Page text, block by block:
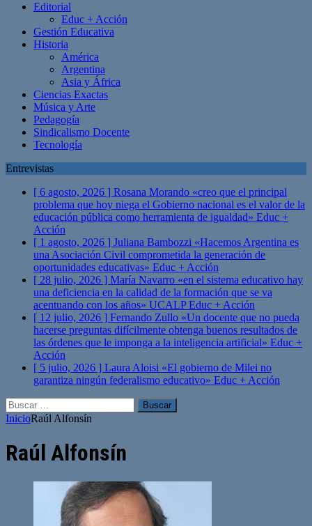
Editorial
Educ + Acción
Gestión Educativa
Historia
América
Argentina
Asia y África
Ciencias Exactas
Música y Arte
Pedagogía
Sindicalismo Docente
Tecnología
Entrevistas
[ 6 agosto, 2026 ] Rosana Morando «creo que el principal
problema que hoy niega el Gobierno nacional es el valor de la
educación pública como herramienta de igualdad» Educ +
Acción
[ 1 agosto, 2026 ] Juliana Bambozzi «Hacemos Argentina es
una Asociación Civil comprometida la generación de
oportunidades educativas» Educ + Acción
[ 28 julio, 2026 ] María Navarro «en el sistema educativo hay
una deficiencia en la calidad de la formación que se va
acentuando con los años» UCALPEduc + Acción
[ 12 julio, 2026 ] Fernando Zullo «Un docente que no pueda
hacerse preguntas difícilmente obtenga buenos resultados de
las órdenes que le imponga a la inteligencia artificial» Educ +
Acción
[ 5 julio, 2026 ] Laura Aloisi «El gobierno de Milei no
garantiza ningún federalismo educativo» Educ + Acción
Buscar:
InicioRaúl Alfonsín
Raúl Alfonsín